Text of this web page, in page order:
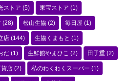
ストア (5) 東宝ストア (1)
(28) 松山生協 (2) 毎日屋 (1)
店 (144) 生協くまもと (1)
だ (1) 生鮮館やまひこ (2) 田子重 (2)
店 (2) 私のわくわくスーパー (1)